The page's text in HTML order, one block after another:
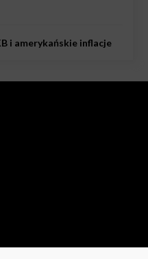
i amerykańskie inflacje